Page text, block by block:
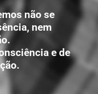
não se
nem
e de